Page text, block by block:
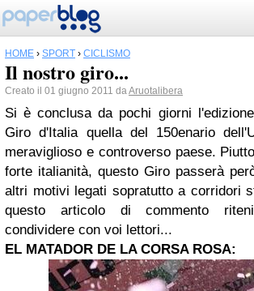
HOME › SPORT › CICLISMO
Il nostro giro...
Creato il 01 giugno 2011 daAruotalibera
Si è conclusa da pochi giorni
Giro d'Italia quella del 150enario
meraviglioso e controverso paese.
forte italianità, questo Giro passerà
altri motivi legati sopratutto a corridori
questo articolo di commento
condividere con voi lettori...
EL MATADOR DE LA CORSA ROSA: